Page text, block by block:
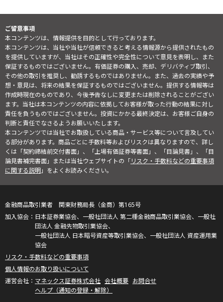
ご留意事項
本コンテンツは、情報提供を目的として行っております。
本コンテンツは、当社や当社が信頼できると考える情報源から提供されたもの
を提供していますが、当社はその正確性や完全性について意見を表明し、また
保証するものではございません。有価証券の購入、売却、デリバティブ取引、
その他の取引を推奨し、勧誘するものではありません。また、過去の実績や予
想・意見は、将来の結果を保証するものではございません。提供する情報等は
作成時現在のものであり、今後予告なしに変更または削除されることがござい
ます。当社は本コンテンツの内容に依拠してお客様が取った行動の結果に対し
責任を負うものではございません。投資にかかる最終決定は、お客様ご自身の
判断と責任でなさるようお願いいたします。
本コンテンツでは当社でお取扱している商品・サービス等について言及してい
る部分があります。商品ごとに手数料等およびリスクは異なりますので、詳し
くは「契約締結前交付書面」、「上場有価証券等書面」、「目論見書」、「目
論見書補完書面」または当社ウェブサイトの「リスク・手数料などの重要事項
に関する説明」をよくお読みください。
金融商品取引業者 関東財務局長（金商）第165号
日本証券業協会、一般社団法人 第二種金融商品取引業協会、一般社
団法人 金融先物取引業協会、
一般社団法人 日本暗号資産等取引業協会、一般社団法人 資産運用業
協会
リスク・手数料などの重要事項
個人情報のお取り扱いについて
マネックス証券株式会社 会社概要 お問合せ
ヘルプ（通知の登録・解除）